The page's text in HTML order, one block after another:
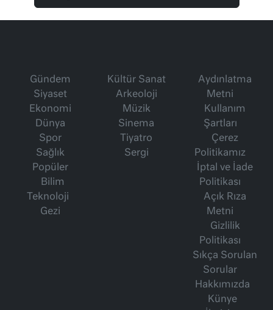
Gündem
Siyaset
Ekonomi
Dünya
Spor
Sağlık
Popüler
Bilim
Teknoloji
Gezi
Kültür Sanat
Arkeoloji
Müzik
Sinema
Tiyatro
Sergi
Aydınlatma
Metni
Kullanım
Şartları
Çerez
Politikamız
İptal ve İade
Politikası
Açık Rıza
Metni
Gizlilik
Politikası
Sıkça Sorulan
Sorular
Hakkımızda
Künye